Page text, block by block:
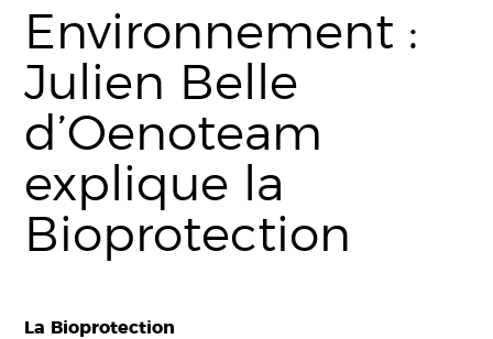
Environnement :
Julien Belle
d’Oenoteam
explique la
Bioprotection
La Bioprotection